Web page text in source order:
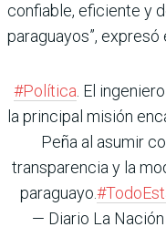
confiable, eficiente y
paraguayos”, expresó
#Política. El
la principal misión
Peña al asumir
transparencia y la
paraguayo.
— Diario La